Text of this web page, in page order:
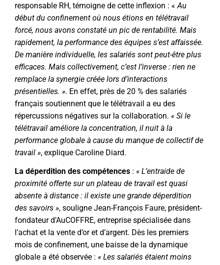
responsable RH, témoigne de cette inflexion : « Au
début du confinement où nous étions en télétravail
forcé, nous avons constaté un pic de rentabilité. Mais
rapidement, la performance des équipes s’est affaissée.
De manière individuelle, les salariés sont peut-être plus
efficaces. Mais collectivement, c’est l’inverse : rien ne
remplace la synergie créée lors d’interactions
présentielles. ». En effet, près de 20 % des salariés
français soutiennent que le télétravail a eu des
répercussions négatives sur la collaboration. « Si le
télétravail améliore la concentration, il nuit à la
performance globale à cause du manque de collectif de
travail », explique Caroline Diard.
La déperdition des compétences : « L’entraide de
proximité offerte sur un plateau de travail est quasi
absente à distance : il existe une grande déperdition
des savoirs », souligne Jean-François Faure, président-
fondateur d’AuCOFFRE, entreprise spécialisée dans
l’achat et la vente d’or et d’argent. Dès les premiers
mois de confinement, une baisse de la dynamique
globale a été observée : « Les salariés étaient moins